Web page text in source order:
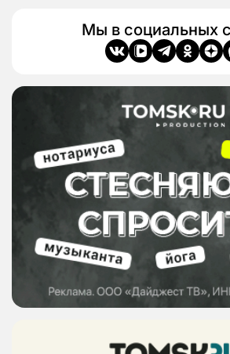
Мы в социальных